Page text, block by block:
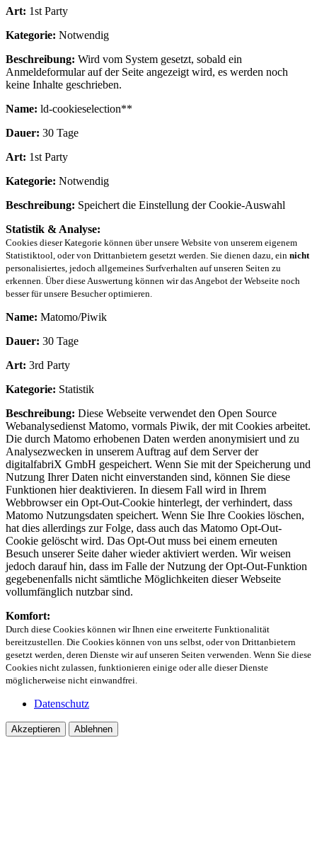
Art: 1st Party
Kategorie: Notwendig
Beschreibung: Wird vom System gesetzt, sobald ein
Anmeldeformular auf der Seite angezeigt wird, es werden noch
keine Inhalte geschrieben.
Name: ld-cookieselection**
Dauer: 30 Tage
Art: 1st Party
Kategorie: Notwendig
Beschreibung: Speichert die Einstellung der Cookie-Auswahl
Statistik & Analyse:
Cookies dieser Kategorie können über unsere Website von unserem eigenem
Statistiktool, oder von Drittanbietern gesetzt werden. Sie dienen dazu, ein nicht
personalisiertes, jedoch allgemeines Surfverhalten auf unseren Seiten zu
erkennen. Über diese Auswertung können wir das Angebot der Webseite noch
besser für unsere Besucher optimieren.
Name: Matomo/Piwik
Dauer: 30 Tage
Art: 3rd Party
Kategorie: Statistik
Beschreibung: Diese Webseite verwendet den Open Source
Webanalysedienst Matomo, vormals Piwik, der mit Cookies arbeitet.
Die durch Matomo erhobenen Daten werden anonymisiert und zu
Analysezwecken in unserem Auftrag auf dem Server der
digitalfabriX GmbH gespeichert. Wenn Sie mit der Speicherung und
Nutzung Ihrer Daten nicht einverstanden sind, können Sie diese
Funktionen hier deaktivieren. In diesem Fall wird in Ihrem
Webbrowser ein Opt-Out-Cookie hinterlegt, der verhindert, dass
Matomo Nutzungsdaten speichert. Wenn Sie Ihre Cookies löschen,
hat dies allerdings zur Folge, dass auch das Matomo Opt-Out-
Cookie gelöscht wird. Das Opt-Out muss bei einem erneuten
Besuch unserer Seite daher wieder aktiviert werden. Wir weisen
jedoch darauf hin, dass im Falle der Nutzung der Opt-Out-Funktion
gegebenenfalls nicht sämtliche Möglichkeiten dieser Webseite
vollumfänglich nutzbar sind.
Komfort:
Durch diese Cookies können wir Ihnen eine erweiterte Funktionalität
bereitzustellen. Die Cookies können von uns selbst, oder von Drittanbietern
gesetzt werden, deren Dienste wir auf unseren Seiten verwenden. Wenn Sie diese
Cookies nicht zulassen, funktionieren einige oder alle dieser Dienste
möglicherweise nicht einwandfrei.
Datenschutz
Akzeptieren Ablehnen